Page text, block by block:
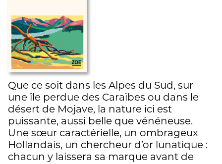
Que ce soit dans les Alpes du Sud, sur
une île perdue des Caraïbes ou dans le
désert de Mojave, la nature ici est
puissante, aussi belle que vénéneuse.
Une sœur caractérielle, un ombrageux
Hollandais, un chercheur d’or lunatique :
chacun y laissera sa marque avant de